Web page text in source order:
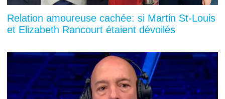
Relation amoureuse cachée: si Martin St-Louis
et Elizabeth Rancourt étaient dévoilés